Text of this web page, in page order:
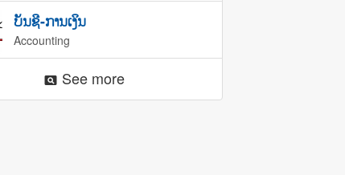
ບັນຊີ-ການເງິນ
Accounting
pageview See more